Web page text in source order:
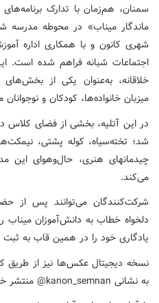
سمنان، هم‌زمان با تدارک
ماندگار میناب» در محوطه مدرسه
شهری کانون و با همکاری اداره
اجتماعات شبانه فراهم شده است.
خلاقانه‌، به‌عنوان یکی از
میزبان خانواده‌ها، کودکان و
در این آتلیه، بخشی از فضای کلاس
شد؛ تخته‌سیاه، کوله پشتی،
چیدمان­های هنری، حال‌وهوای این
می‌کند.
شرکت‌کنندگان می‌توانند پس از
دلخواه خطاب به دانش‌آموزان
یادگاری خود را در همین قاب به ثبت
نسخه دیجیتال عکس‌ها نیز از طریق
به نشانی kanon_semnan@ منتشر خواهد شد.